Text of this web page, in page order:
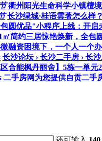
衢州阳光生命科学小镇檀
长沙绿城·桂语雲著怎么样
圆优品"小程序上线：开启
㎡简约三居惊艳焕新，全包
融资困境下，一个人一个
长沙论坛 › 长沙二手房 › 长
区合能枫丹丽舍】5栋一单元
二手房网为您提供自贡二手